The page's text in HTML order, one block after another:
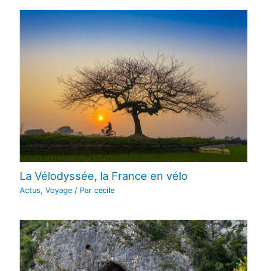
La Vélodyssée, la France en vélo
Actus, Voyage/ Par cecile